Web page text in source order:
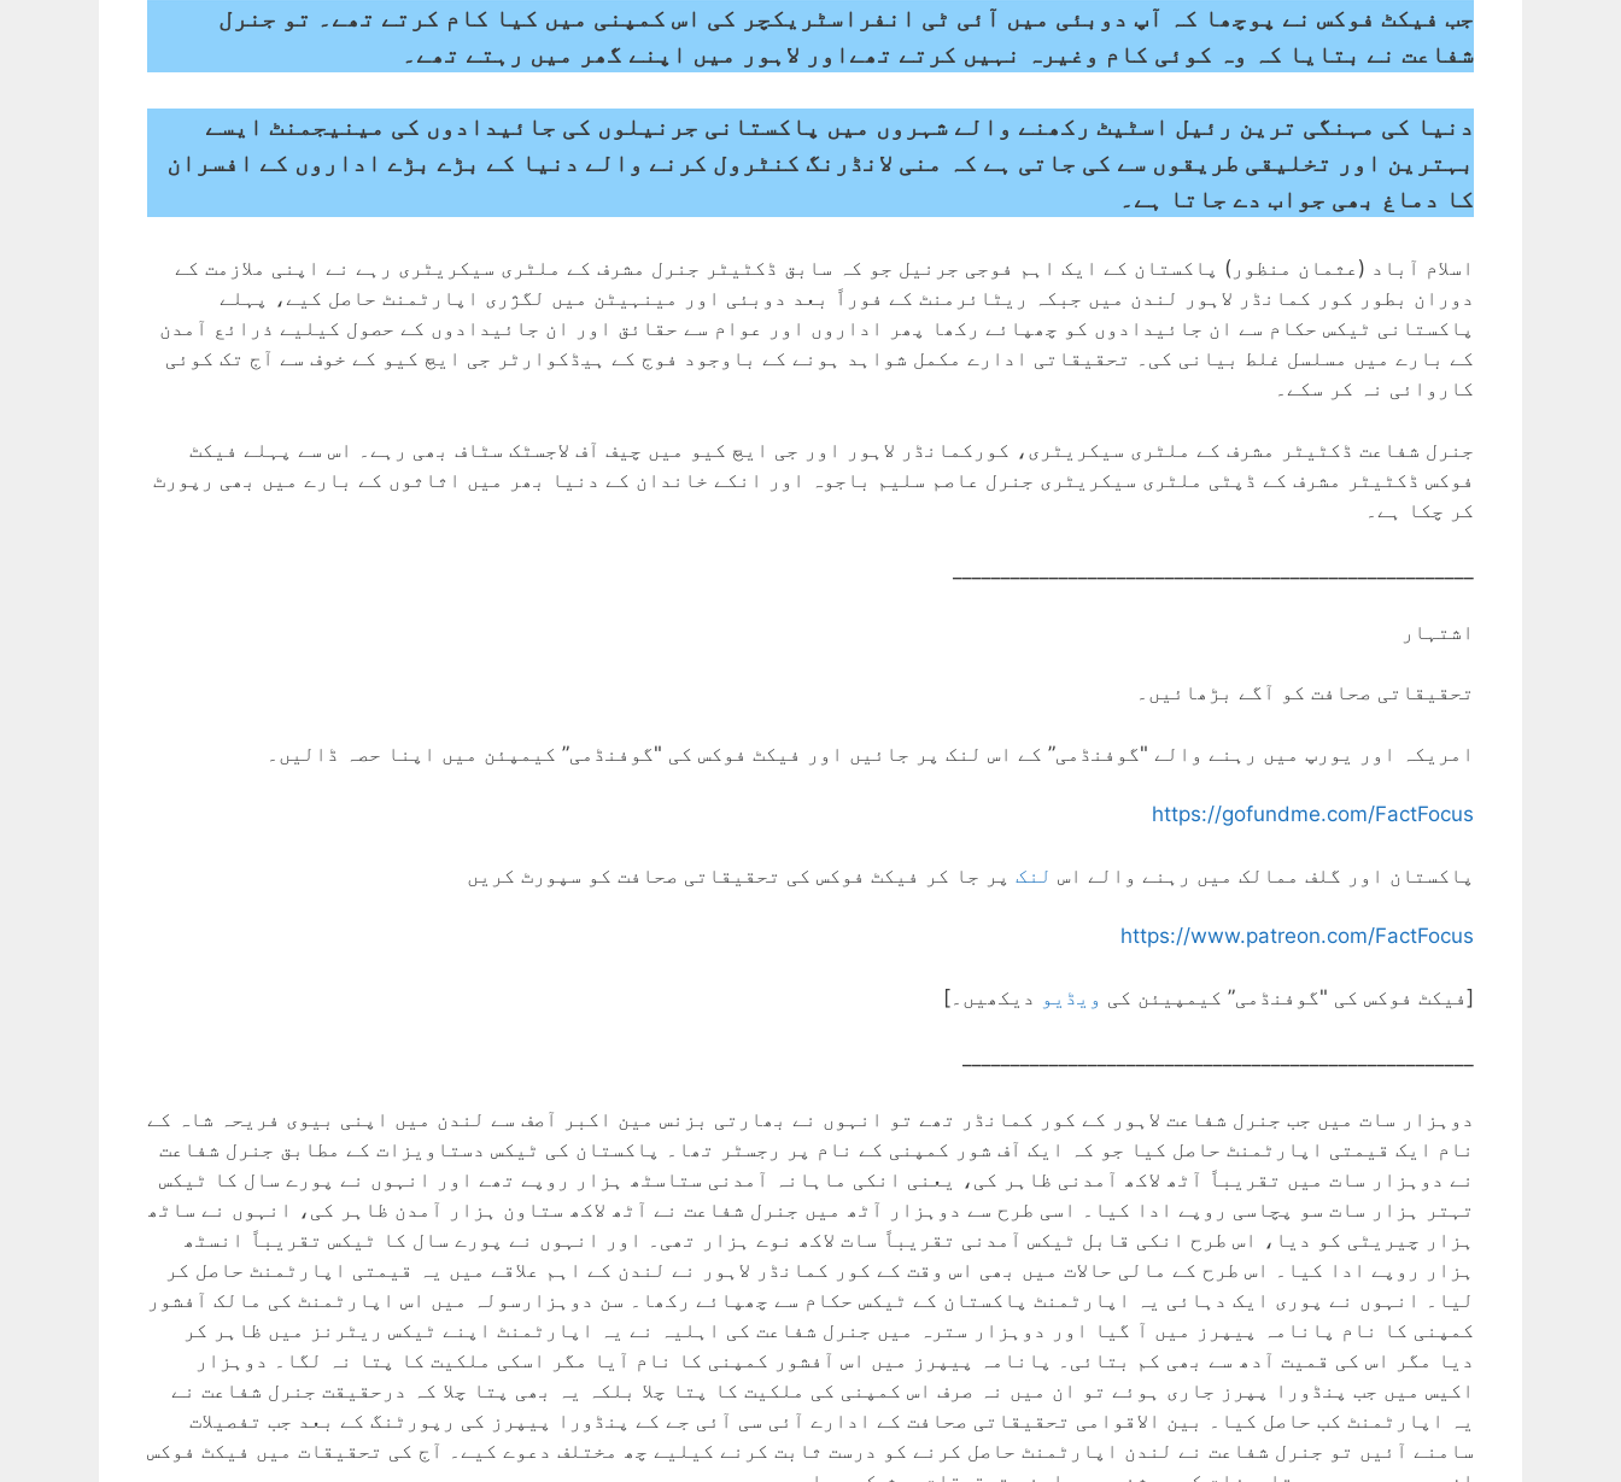
جب فیکٹ فوکس نے پوچھا کہ آپ دوبئی میں آئی ٹی انفراسٹریکچر کی اس کمپنی میں کیا کام کرتے تھے۔ تو جنرل
شفاعت نے بتایا کہ وہ کوئی کام وغیرہ نہیں کرتے تھےاور لاہور میں اپنے گھر میں رہتے تھے۔
دنیا کی مہنگی ترین رئیل اسٹیٹ رکھنے والے شہروں میں پاکستانی جرنیلوں کی جائیدادوں کی مینیجمنٹ ایسے
بہترین اور تخلیقی طریقوں سے کی جاتی ہے کہ منی لانڈرنگ کنٹرول کرنے والے دنیا کے بڑے بڑے اداروں کے افسران
کا دماغ بھی جواب دے جاتا ہے۔
اسلام آباد (عثمان منظور) پاکستان کے ایک اہم فوجی جرنیل جو کہ سابق ڈکٹیٹر جنرل مشرف کے ملٹری سیکریٹری رہے نے اپنی ملازمت کے
دوران بطور کور کمانڈر لاہور لندن میں جبکہ ریٹائرمنٹ کے فوراً بعد دوبئی اور مینہیٹن میں لگژری اپارٹمنٹ حاصل کیے، پہلے
پاکستانی ٹیکس حکام سے ان جائیدادوں کو چھپائے رکھا پھر اداروں اور عوام سے حقائق اور ان جائیدادوں کے حصول کیلیے ذرائع آمدن
کے بارے میں مسلسل غلط بیانی کی۔ تحقیقاتی ادارے مکمل شواہد ہونے کے باوجود فوج کے ہیڈکوارٹر جی ایچ کیو کے خوف سے آج تک کوئی
کاروائی نہ کر سکے۔
جنرل شفاعت ڈکٹیٹر مشرف کے ملٹری سیکریٹری، کورکمانڈر لاہور اور جی ایچ کیو میں چیف آف لاجسٹک سٹاف بھی رہے۔ اس سے پہلے فیکٹ
فوکس ڈکٹیٹر مشرف کے ڈپٹی ملٹری سیکریٹری جنرل عاصم سلیم باجوہ اور انکے خاندان کے دنیا بھر میں اثاثوں کے بارے میں بھی رپورٹ
کر چکا ہے۔
اشتہار
تحقیقاتی صحافت کو آگے بڑھائیں۔
امریکہ اور یورپ میں رہنے والے "گوفنڈمی” کے اس لنک پر جائیں اور فیکٹ فوکس کی "گوفنڈمی” کیمپئن میں اپنا حصہ ڈالیں۔
https://gofundme.com/FactFocus
پاکستان اور گلف ممالک میں رہنے والے اس لنک پر جا کر فیکٹ فوکس کی تحقیقاتی صحافت کو سپورٹ کریں
https://www.patreon.com/FactFocus
[فیکٹ فوکس کی "گوفنڈمی” کیمپیئن کی ویڈیو دیکھیں۔]
دوہزار سات میں جب جنرل شفاعت لاہور کے کور کمانڈر تھے تو انہوں نے بھارتی بزنس مین اکبر آصف سے لندن میں اپنی بیوی فریحہ شاہ کے
نام ایک قیمتی اپارٹمنٹ حاصل کیا جو کہ ایک آف شور کمپنی کے نام پر رجسٹر تھا۔ پاکستان کی ٹیکس دستاویزات کے مطابق جنرل شفاعت
نے دوہزار سات میں تقریباً آٹھ لاکھ آمدنی ظاہر کی، یعنی انکی ماہانہ آمدنی ستاسٹھ ہزار روپے تھے اور انہوں نے پورے سال کا ٹیکس
تہتر ہزار سات سو پچاسی روپے ادا کیا۔ اسی طرح سے دوہزار آٹھ میں جنرل شفاعت نے آٹھ لاکھ ستاون ہزار آمدن ظاہر کی، انہوں نے ساٹھ
ہزار چیریٹی کو دیا، اس طرح انکی قابل ٹیکس آمدنی تقریباً سات لاکھ نوے ہزار تھی۔ اور انہوں نے پورے سال کا ٹیکس تقریباً انسٹھ
ہزار روپے ادا کیا۔ اس طرح کے مالی حالات میں بھی اس وقت کے کور کمانڈر لاہور نے لندن کے اہم علاقے میں یہ قیمتی اپارٹمنٹ حاصل کر
لیا۔ انہوں نے پوری ایک دہائی یہ اپارٹمنٹ پاکستان کے ٹیکس حکام سے چھپائے رکھا۔ سن دوہزارسولہ میں اس اپارٹمنٹ کی مالک آفشور
کمپنی کا نام پانامہ پیپرز میں آ گیا اور دوہزار سترہ میں جنرل شفاعت کی اہلیہ نے یہ اپارٹمنٹ اپنے ٹیکس ریٹرنز میں ظاہر کر
دیا مگر اس کی قمیت آدھ سے بھی کم بتائی۔ پانامہ پیپرز میں اس آفشور کمپنی کا نام آیا مگر اسکی ملکیت کا پتا نہ لگا۔ دوہزار
اکیس میں جب پنڈورا پپرز جاری ہوئے تو ان میں نہ صرف اس کمپنی کی ملکیت کا پتا چلا بلکہ یہ بھی پتا چلا کہ درحقیقت جنرل شفاعت نے
یہ اپارٹمنٹ کب حاصل کیا۔ بین الاقوامی تحقیقاتی صحافت کے ادارے آئی سی آئی جے کے پنڈورا پیپرز کی رپورٹنگ کے بعد جب تفصیلات
سامنے آئیں تو جنرل شفاعت نے لندن اپارٹمنٹ حاصل کرنے کو درست ثابت کرنے کیلیے چھ مختلف دعوے کیے۔ آج کی تحقیقات میں فیکٹ فوکس